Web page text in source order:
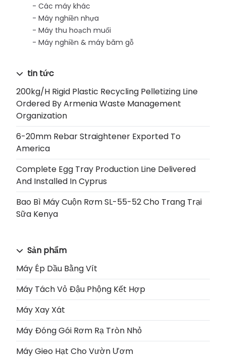
Các máy khác
Máy nghiền nhựa
Máy thu hoạch muối
Máy nghiền & máy băm gỗ
tin tức
200kg/h Rigid Plastic Recycling Pelletizing Line
Ordered By Armenia Waste Management
Organization
6-20mm Rebar Straightener Exported To
America
Complete Egg Tray Production Line Delivered
And Installed In Cyprus
Bao Bì Máy Cuộn Rơm SL-55-52 Cho Trang Trại
Sữa Kenya
Sản phẩm
Máy Ép Dầu Bằng Vít
Máy Tách Vỏ Đậu Phộng Kết Hợp
Máy Xay Xát
Máy Đóng Gói Rơm Rạ Tròn Nhỏ
Máy Gieo Hạt Cho Vườn Ươm